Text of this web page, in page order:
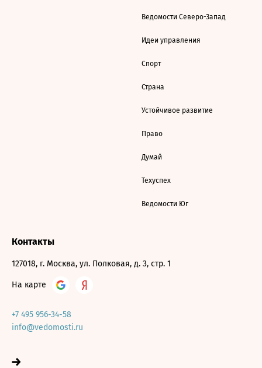
Ведомости Северо-Запад
Идеи управления
Спорт
Страна
Устойчивое развитие
Право
Думай
Техуспех
Ведомости Юг
Контакты
127018, г. Москва, ул. Полковая, д. 3, стр. 1
На карте
+7 495 956-34-58
info@vedomosti.ru